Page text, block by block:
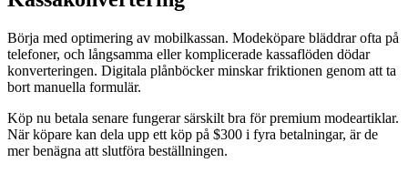
Börja med optimering av mobilkassan. Modeköpare bläddrar ofta på
telefoner, och långsamma eller komplicerade kassaflöden dödar
konverteringen. Digitala plånböcker minskar friktionen genom att ta
bort manuella formulär.
Köp nu betala senare fungerar särskilt bra för premium modeartiklar.
När köpare kan dela upp ett köp på $300 i fyra betalningar, är de
mer benägna att slutföra beställningen.